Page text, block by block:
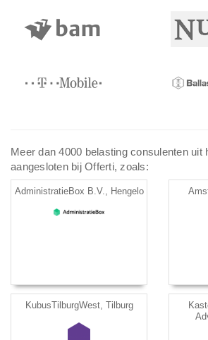
Meer dan 4000 belasting consulenten uit
aangesloten bij Offerti, zoals:
AdministratieBox B.V., Hengelo
KubusTilburgWest, Tilburg